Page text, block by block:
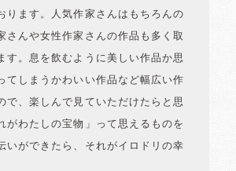
ります。人気作家さんはもちろんの
さんや女性作家さんの作品も多く取
す。息を飲むように美しい作品か思
てしまうかわいい作品など幅広い作
で、楽しんで見ていただけたらと思
がわたしの宝物」って思えるものを
いができたら、それがイロドリの幸